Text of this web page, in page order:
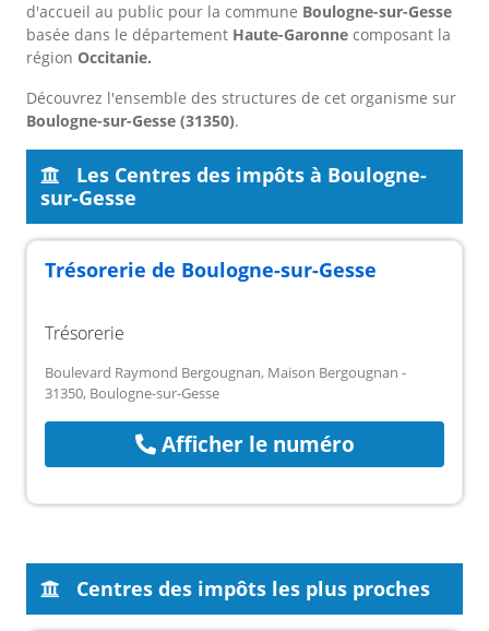
d'accueil au public pour la commune Boulogne-sur-Gesse
basée dans le département Haute-Garonne composant la
région Occitanie.
Découvrez l'ensemble des structures de cet organisme sur
Boulogne-sur-Gesse (31350).
Les Centres des impôts à Boulogne-
sur-Gesse
Trésorerie de Boulogne-sur-Gesse
Trésorerie
Boulevard Raymond Bergougnan, Maison Bergougnan -
31350, Boulogne-sur-Gesse
Afficher le numéro
Centres des impôts les plus proches